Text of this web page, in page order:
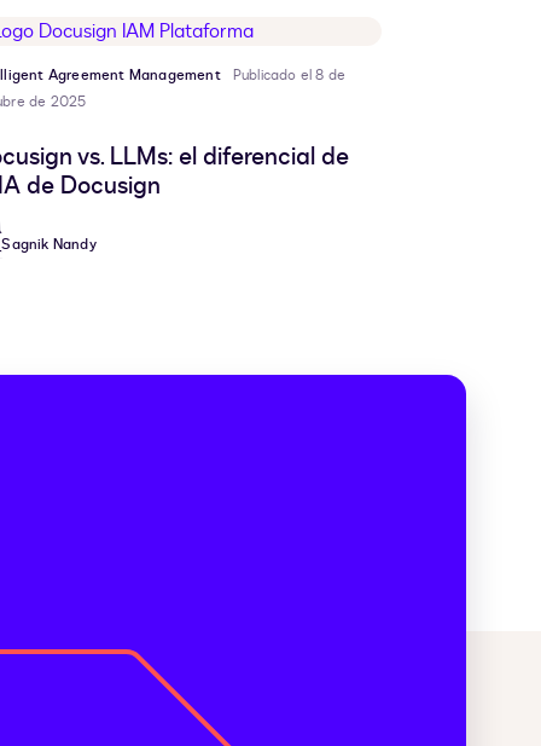
Agreement Management
Publicado el 8 de
de 2025
vs. LLMs: el diferencial de
de Docusign
Sagnik Nandy